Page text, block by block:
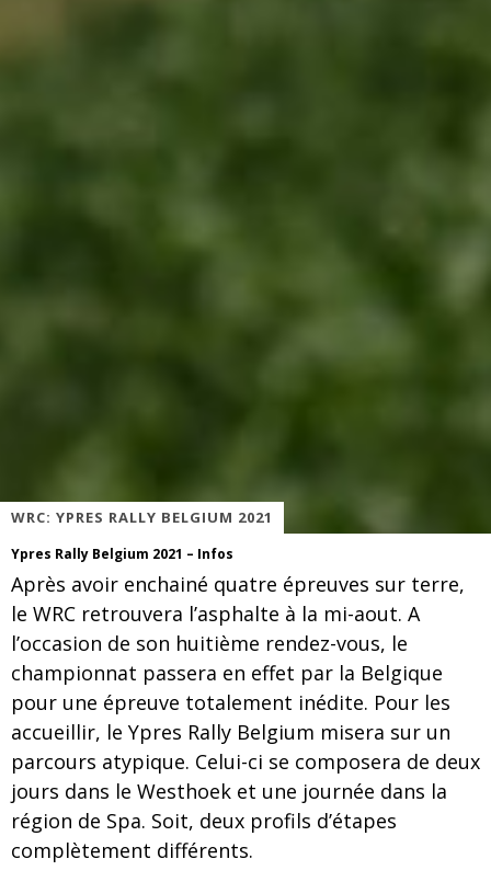
WRC: YPRES RALLY BELGIUM 2021
Ypres Rally Belgium 2021 – Infos
Après avoir enchainé quatre épreuves sur terre,
le WRC retrouvera l’asphalte à la mi-aout. A
l’occasion de son huitième rendez-vous, le
championnat passera en effet par la Belgique
pour une épreuve totalement inédite. Pour les
accueillir, le Ypres Rally Belgium misera sur un
parcours atypique. Celui-ci se composera de deux
jours dans le Westhoek et une journée dans la
région de Spa. Soit, deux profils d’étapes
complètement différents.